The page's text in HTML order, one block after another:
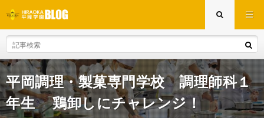
平岡調理・製菓専門学校 調理師科１
年生 鶏卸しにチャレンジ！